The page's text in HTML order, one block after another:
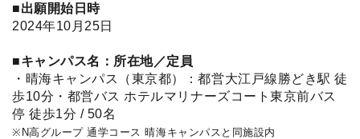
■出願開始日時
2024年10月25日
■キャンパス名：所在地／定員
・晴海キャンパス（東京都）：都営大江戸線勝どき駅 徒
歩10分・都営バス ホテルマリナーズコート東京前バス
停 徒歩1分 / 50名
※N高グループ 通学コース 晴海キャンパスと同施設内